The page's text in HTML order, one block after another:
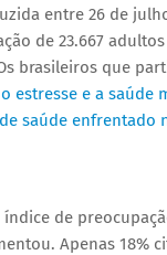
entre 26 de
de 23.667
brasileiros que
o estresse e a saúde
saúde enfrentado
de
Apenas 18%